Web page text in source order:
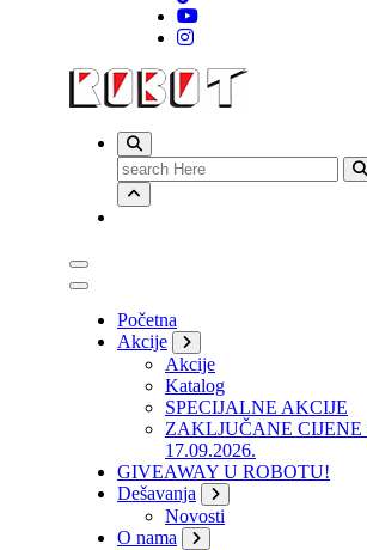
Search
for:
Početna
Akcije
Akcije
Katalog
SPECIJALNE AKCIJE
ZAKLJUČANE CIJENE
17.09.2026.
GIVEAWAY U ROBOTU!
Dešavanja
Novosti
O nama